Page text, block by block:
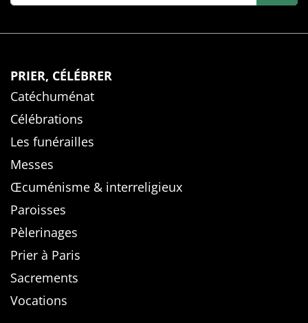
PRIER, CÉLÉBRER
Catéchuménat
Célébrations
Les funérailles
Messes
Œcuménisme & interreligieux
Paroisses
Pèlerinages
Prier à Paris
Sacrements
Vocations